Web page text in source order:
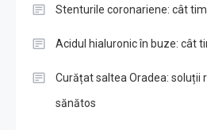
Stenturile coronariene: cât
Acidul hialuronic în buze: cât
Curățat saltea Oradea: soluții
sănătos